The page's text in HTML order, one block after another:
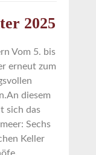
2025
Vom 5. bis
erneut zum
diesem
sich das
Sechs
Keller